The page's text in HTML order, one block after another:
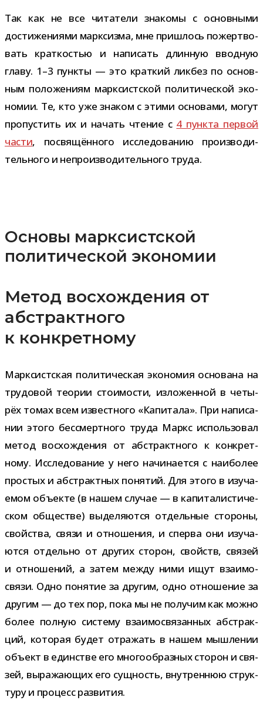
Так как не все чита­тели зна­комы с основ­ными
дости­же­ни­ями марк­сизма, мне при­шлось пожерт­во­
вать крат­ко­стью и напи­сать длин­ную ввод­ную
главу. 1–3 пункты — это крат­кий лик­без по основ­
ным поло­же­ниям марк­сист­ской поли­ти­че­ской эко­
но­мии. Те, кто уже зна­ком с этими осно­вами, могут
про­пу­стить их и начать чте­ние с 4 пункта пер­вой
части, посвя­щён­ного иссле­до­ва­нию про­из­во­ди­
тель­ного и непро­из­во­ди­тель­ного труда.
Основы марксистской
политической экономии
Метод восхождения от
абстрактного
к конкретному
Марксистская поли­ти­че­ская эко­но­мия осно­вана на
тру­до­вой тео­рии сто­и­мо­сти, изло­жен­ной в четы­
рёх томах всем извест­ного «Капитала». При напи­са­
нии этого бес­смерт­ного труда Маркс исполь­зо­вал
метод вос­хож­де­ния от абстракт­ного к кон­крет­
ному. Исследование у него начи­на­ется с наи­бо­лее
про­стых и абстракт­ных поня­тий. Для этого в изу­ча­
е­мом объ­екте (в нашем слу­чае — в капи­та­ли­сти­че­
ском обще­стве) выде­ля­ются отдель­ные сто­роны,
свой­ства, связи и отно­ше­ния, и сперва они изу­ча­
ются отдельно от дру­гих сто­рон, свойств, свя­зей
и отно­ше­ний, а затем между ними ищут вза­и­мо­
связи. Одно поня­тие за дру­гим, одно отно­ше­ние за
дру­гим — до тех пор, пока мы не полу­чим как можно
более пол­ную систему вза­и­мо­свя­зан­ных абстрак­
ций, кото­рая будет отра­жать в нашем мыш­ле­нии
объ­ект в един­стве его мно­го­об­раз­ных сто­рон и свя­
зей, выра­жа­ю­щих его сущ­ность, внут­рен­нюю струк­
туру и про­цесс развития.